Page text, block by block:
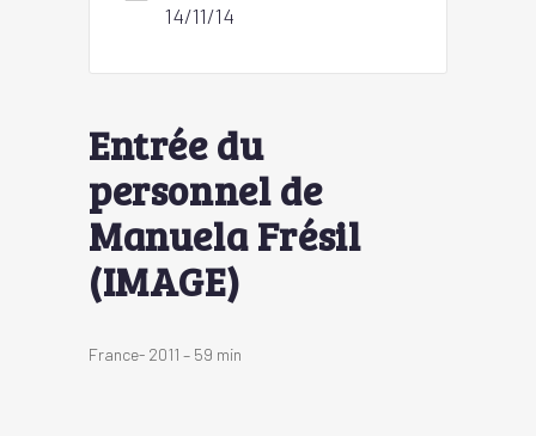
14/11/14
Entrée du
personnel de
Manuela Frésil
(IMAGE)
France- 2011 – 59 min